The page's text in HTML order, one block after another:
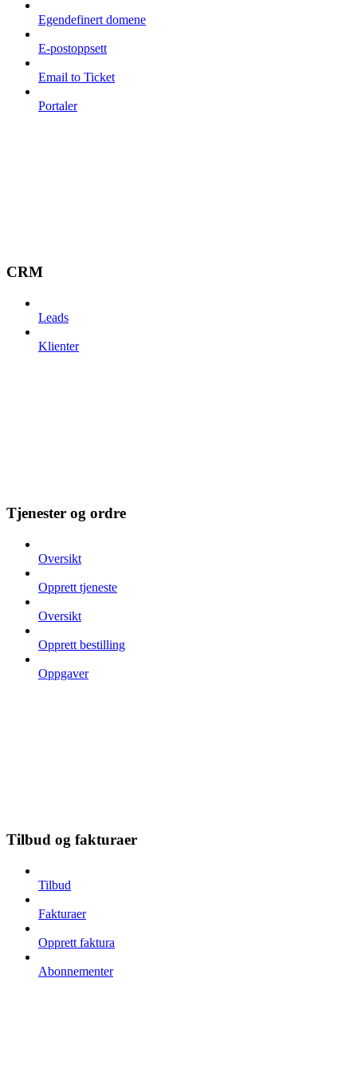
Egendefinert domene
E-postoppsett
Email to Ticket
Portaler
CRM
Leads
Klienter
Tjenester og ordre
Oversikt
Opprett tjeneste
Oversikt
Opprett bestilling
Oppgaver
Tilbud og fakturaer
Tilbud
Fakturaer
Opprett faktura
Abonnementer